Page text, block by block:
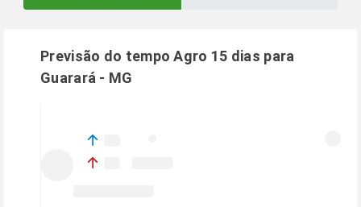
Previsão do tempo Agro 15 dias para
Guarará - MG